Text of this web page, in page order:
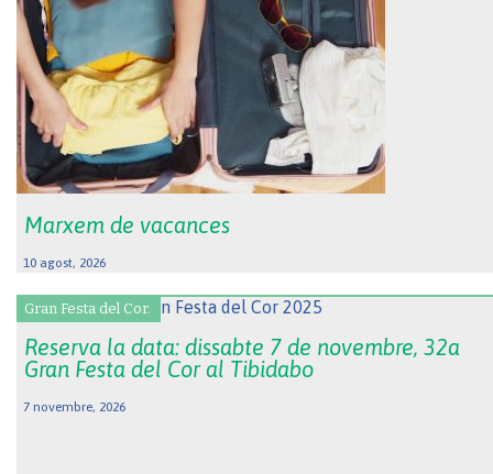
Marxem de vacances
10 agost, 2026
Gran Festa del Cor.
Reserva la data: dissabte 7 de novembre, 32a
Gran Festa del Cor al Tibidabo
7 novembre, 2026